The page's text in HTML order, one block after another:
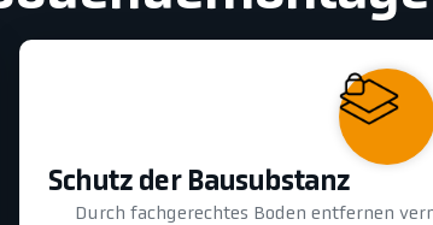
Schutz der Bausubstanz
Durch fachgerechtes Boden entfernen